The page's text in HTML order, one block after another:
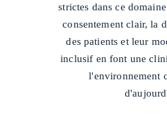
strictes dans ce
consentement clair, la
des patients et leur
inclusif en font une
l'environnement